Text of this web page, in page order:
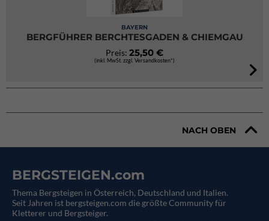
BAYERN
BERGFÜHRER BERCHTESGADEN & CHIEMGAU
Preis: 25,50 €
(inkl. MwSt. zzgl. Versandkosten*)
NACH OBEN
BERGSTEIGEN.com
Thema Bergsteigen in Österreich, Deutschland und Italien.
Seit Jahren ist bergsteigen.com die größte Community für
Kletterer und Bergsteiger.